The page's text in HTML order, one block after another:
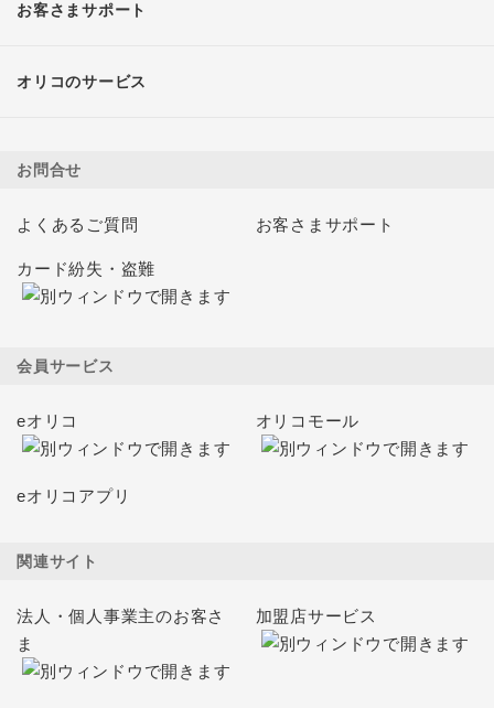
お客さまサポート
オリコのサービス
お問合せ
よくあるご質問 お客さまサポート
カード紛失・盗難
会員サービス
eオリコ オリコモール
eオリコアプリ
関連サイト
法人・個人事業主のお客さ
ま
加盟店サービス